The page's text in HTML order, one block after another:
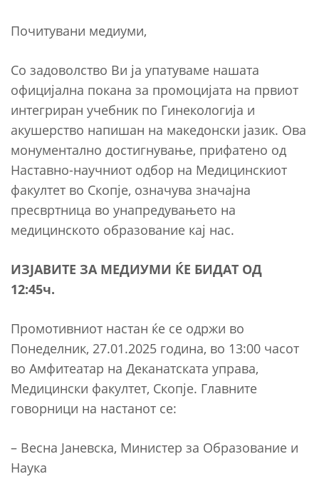
Почитувани медиуми,
Со задоволство Ви ја упатуваме нашата
официјална покана за промоцијата на првиот
интегриран учебник по Гинекологија и
акушерство напишан на македонски јазик. Ова
монументално достигнување, прифатено од
Наставно-научниот одбор на Медицинскиот
факултет во Скопје, означува значајна
пресвртница во унапредувањето на
медицинското образование кај нас.
ИЗЈАВИТЕ ЗА МЕДИУМИ ЌЕ БИДАТ ОД
12:45ч.
Промотивниот настан ќе се одржи во
Понеделник, 27.01.2025 година, во 13:00 часот
во Амфитеатар на Деканатската управа,
Медицински факултет, Скопје. Главните
говорници на настанот се:
– Весна Јаневска, Министер за Образование и
Наука